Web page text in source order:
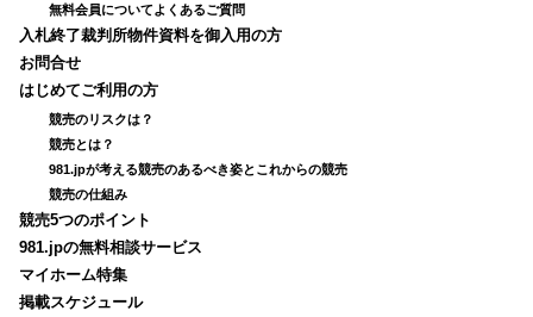
無料会員についてよくあるご質問
入札終了裁判所物件資料を御入用の方
お問合せ
はじめてご利用の方
競売のリスクは？
競売とは？
981.jpが考える競売のあるべき姿とこれからの競売
競売の仕組み
競売5つのポイント
981.jpの無料相談サービス
マイホーム特集
掲載スケジュール